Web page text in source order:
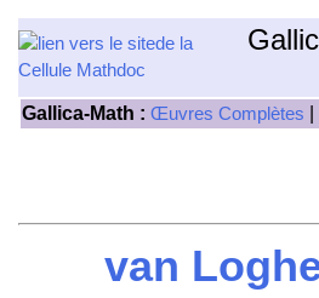
Gallica-Math : Œuvres Complètes
van